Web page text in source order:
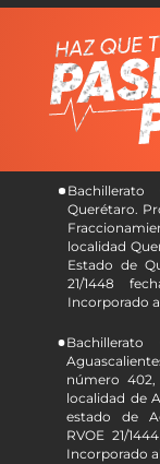
Bachillerato
Querétaro.
localidad
Estado de
21/1448
Incorporado
Bachillerato
número
localidad de
estado de
RVOE 21/
Incorporado